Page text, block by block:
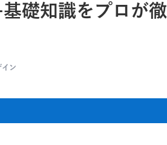
礎知識をプロが徹
イン